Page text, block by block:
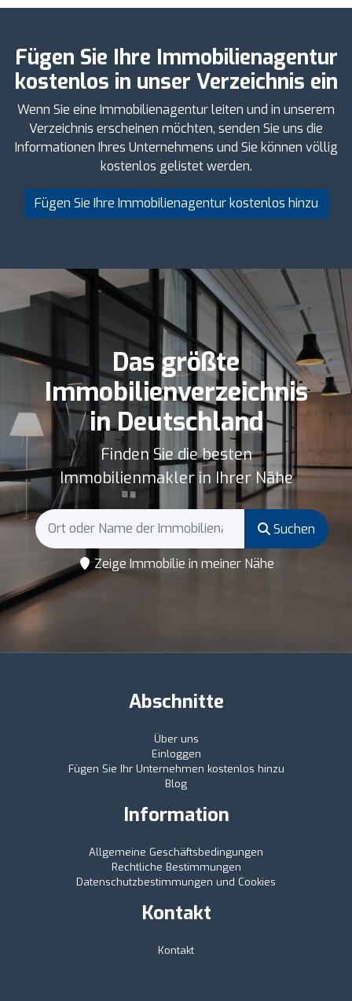
Fügen Sie Ihre Immobilienagentur
kostenlos in unser Verzeichnis ein
Wenn Sie eine Immobilienagentur leiten und in unserem
Verzeichnis erscheinen möchten, senden Sie uns die
Informationen Ihres Unternehmens und Sie können völlig
kostenlos gelistet werden.
Fügen Sie Ihre Immobilienagentur kostenlos hinzu
Das größte
Immobilienverzeichnis
in Deutschland
Finden Sie die besten
Immobilienmakler in Ihrer Nähe
Suchen
Zeige Immobilie in meiner Nähe
Abschnitte
Über uns
Einloggen
Fügen Sie Ihr Unternehmen kostenlos hinzu
Blog
Information
Allgemeine Geschäftsbedingungen
Rechtliche Bestimmungen
Datenschutzbestimmungen und Cookies
Kontakt
Kontakt